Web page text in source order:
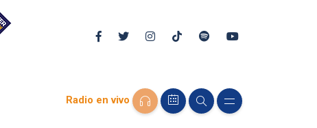
Radio en vivo